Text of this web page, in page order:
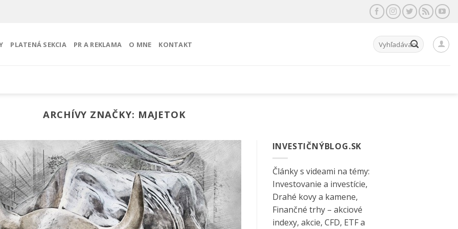
PLATENÁ SEKCIA PR A REKLAMA O MNE KONTAKT Hľadať:
ARCHÍVY ZNAČKY: MAJETOK
INVESTIČNÝBLOG.SK
Články s videami na témy:
Investovanie a investície,
Drahé kovy a kamene,
Finančné trhy – akciové
indexy, akcie, CFD, ETF a